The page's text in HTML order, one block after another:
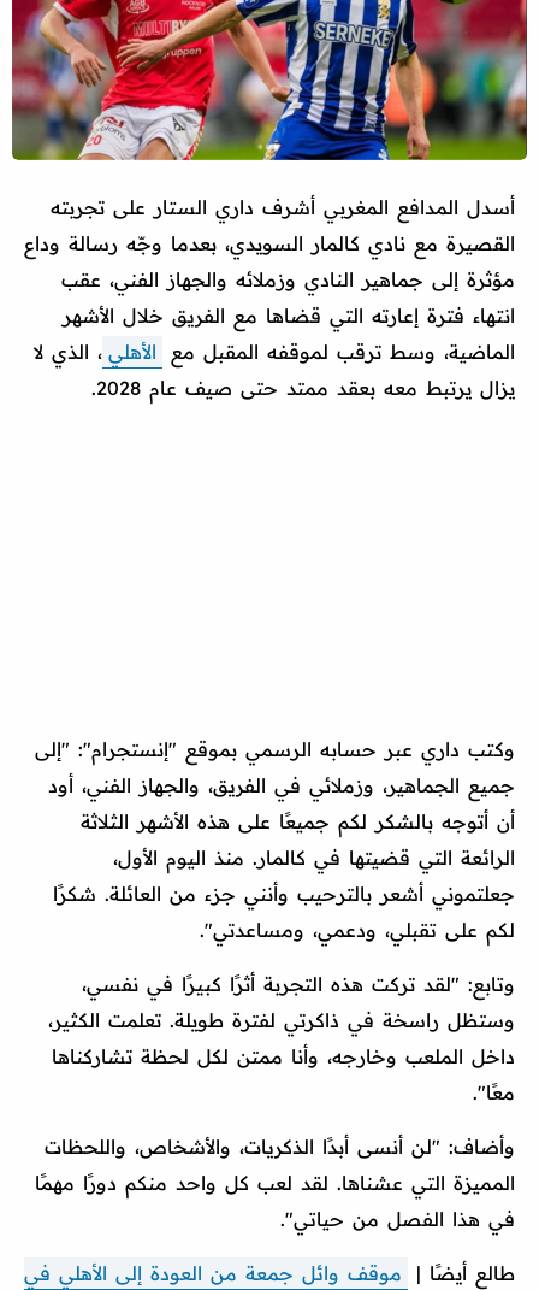
أسدل المدافع المغربي أشرف داري الستار على تجربته
القصيرة مع نادي كالمار السويدي، بعدما وجّه رسالة وداع
مؤثرة إلى جماهير النادي وزملائه والجهاز الفني، عقب
انتهاء فترة إعارته التي قضاها مع الفريق خلال الأشهر
الماضية، وسط ترقب لموقفه المقبل مع
الأهلي ، الذي لا
يزال يرتبط معه بعقد ممتد حتى صيف عام 2028.
وكتب داري عبر حسابه الرسمي بموقع "إنستجرام": "إلى
جميع الجماهير، وزملائي في الفريق، والجهاز الفني، أود
أن أتوجه بالشكر لكم جميعًا على هذه الأشهر الثلاثة
الرائعة التي قضيتها في كالمار. منذ اليوم الأول،
جعلتموني أشعر بالترحيب وأنني جزء من العائلة. شكرًا
لكم على تقبلي، ودعمي، ومساعدتي".
وتابع: "لقد تركت هذه التجربة أثرًا كبيرًا في نفسي،
وستظل راسخة في ذاكرتي لفترة طويلة. تعلمت الكثير،
داخل الملعب وخارجه، وأنا ممتن لكل لحظة تشاركناها
معًا".
وأضاف: "لن أنسى أبدًا الذكريات، والأشخاص، واللحظات
المميزة التي عشناها. لقد لعب كل واحد منكم دورًا مهمًا
في هذا الفصل من حياتي".
طالع أيضًا | موقف وائل جمعة من العودة إلى الأهلي في